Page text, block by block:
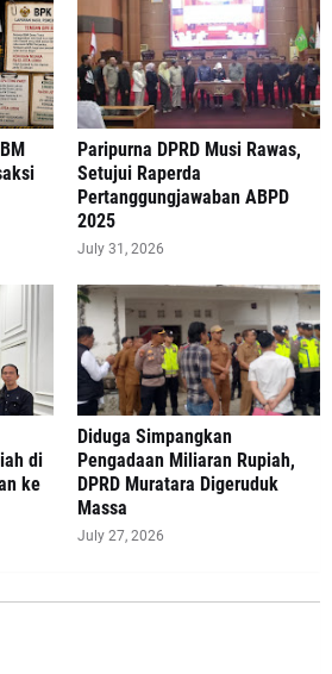
Paripurna DPRD Musi Rawas,
Setujui Raperda
Pertanggungjawaban ABPD
2025
July 31, 2026
di
ke
Diduga Simpangkan
Pengadaan Miliaran Rupiah,
DPRD Muratara Digeruduk
Massa
July 27, 2026